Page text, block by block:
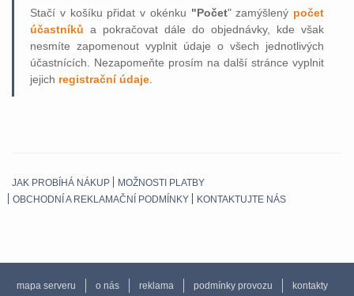
Stačí v košíku přidat v okénku "Počet" zamýšlený počet
účastníků a pokračovat dále do objednávky, kde však
nesmíte zapomenout vyplnit údaje o všech jednotlivých
účastnících. Nezapomeňte prosím na další stránce vyplnit
jejich registrační údaje
JAK PROBÍHÁ NÁKUP
MOŽNOSTI PLATBY
OBCHODNÍ A REKLAMAČNÍ PODMÍNKY
KONTAKTUJTE NÁS
mapa serveru o nás reklama podmínky provozu
kontakty